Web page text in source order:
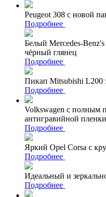
Peugeot 308 с новой
Подробнее
Белый Mercedes-
чёрный глянец
Подробнее
Пикап Mitsubishi L200
Подробнее
Volkswagen с полным
антигравийной
Подробнее
Яркий Opel Corsa с
Подробнее
Идеальный и
Подробнее